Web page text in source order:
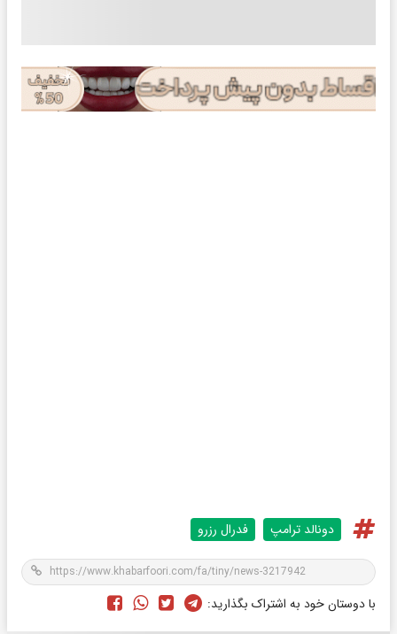
دونالد ترامپ فدرال رزرو
با دوستان خود به اشتراک بگذارید: